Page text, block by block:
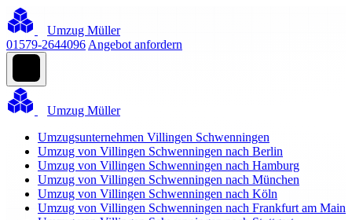
Umzug Müller
01579-2644096 Angebot anfordern
Umzug Müller
Umzugsunternehmen Villingen Schwenningen
Umzug von Villingen Schwenningen nach Berlin
Umzug von Villingen Schwenningen nach Hamburg
Umzug von Villingen Schwenningen nach München
Umzug von Villingen Schwenningen nach Köln
Umzug von Villingen Schwenningen nach Frankfurt am Main